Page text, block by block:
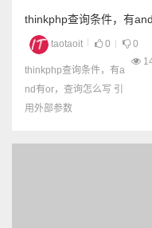
thinkphp查询条件，有
taotaoit 0
0
thinkphp查询条件，有a
nd有or，查询怎么写 引
用外部参数